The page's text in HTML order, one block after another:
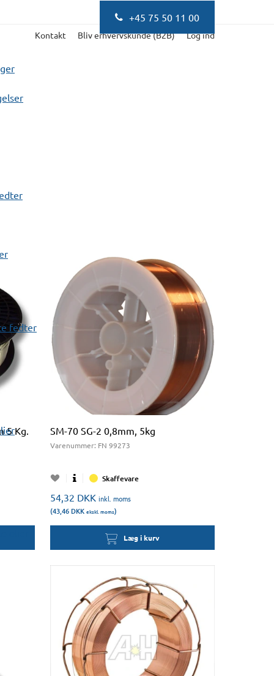
+45 75 50 11 00
Kontakt Bliv erhvervskunde (B2B) Log ind
fedter
olier
5 Kg.
SM-70 SG-2 0,8mm, 5kg
Varenummer: FN 99273
Skaffevare
54,32 DKK inkl. moms
(43,46 DKK ekskl. moms)
Læg i kurv